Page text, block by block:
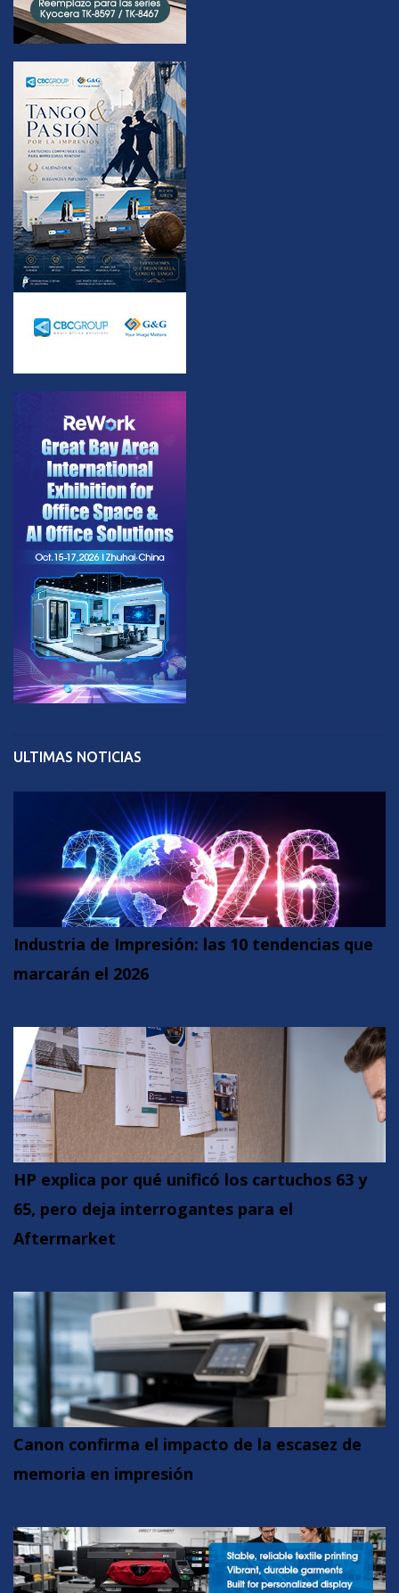
ULTIMAS NOTICIAS
Industria de Impresión: las 10 tendencias que
marcarán el 2026
HP explica por qué unificó los cartuchos 63 y
65, pero deja interrogantes para el
Aftermarket
Canon confirma el impacto de la escasez de
memoria en impresión